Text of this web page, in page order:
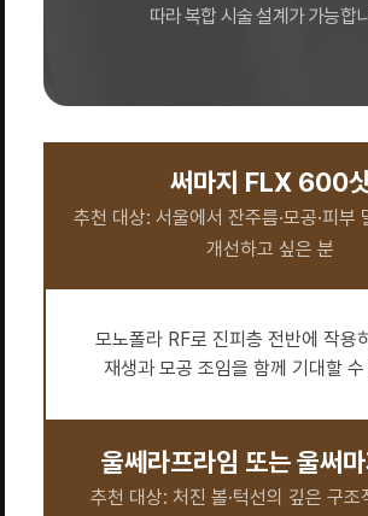
따라 복합 시술 설계가 가능합
써마지 FLX 600
추천 대상: 서울에서 잔주름·모공·피부
개선하고 싶은 분
모노폴라 RF로 진피층 전반에 작용
재생과 모공 조임을 함께 기대할
울쎄라프라임 또는 울써
추천 대상: 처진 볼·턱선의 깊은 구조